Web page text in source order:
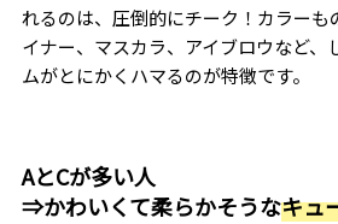
れるのは、圧倒的にチーク！カラーも
イナー、マスカラ、アイブロウなど、
ムがとにかくハマるのが特徴です。
AとCが多い人
⇒かわいくて柔らかそうなキュ